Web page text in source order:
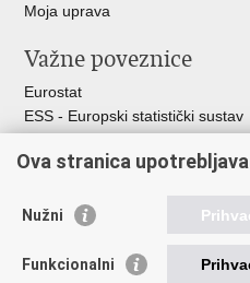
Moja uprava
Važne poveznice
Eurostat
ESS - Europski statistički sustav
Statistički savjet Republike
Statistički sustav
Odbor za sustav službene
Ova stranica
Nužni
Funkcionalni